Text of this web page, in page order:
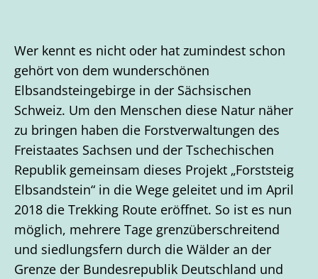
Wer kennt es nicht oder hat zumindest schon
gehört von dem wunderschönen
Elbsandsteingebirge in der Sächsischen
Schweiz. Um den Menschen diese Natur näher
zu bringen haben die Forstverwaltungen des
Freistaates Sachsen und der Tschechischen
Republik gemeinsam dieses Projekt „Forststeig
Elbsandstein“ in die Wege geleitet und im April
2018 die Trekking Route eröffnet. So ist es nun
möglich, mehrere Tage grenzüberschreitend
und siedlungsfern durch die Wälder an der
Grenze der Bundesrepublik Deutschland und